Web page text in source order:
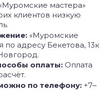
мастера»
клиентов низкую
«Муромские
по адресу Бекетова, 13к
оплаты: Оплата
по телефону: +7‒